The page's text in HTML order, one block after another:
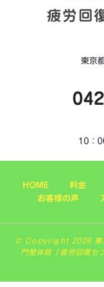
疲労回
東京
10：
HOME 料金
お客様の声
© Copyright 2026 東京
門整体院「疲労回復